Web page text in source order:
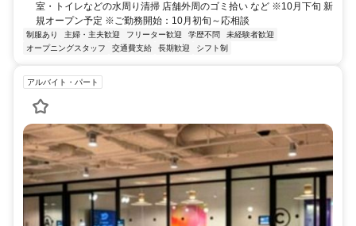
室・トイレなどの水周り清掃 店舗外周のゴミ拾い など ※10月下旬 新
規オープン予定 ※ご勤務開始：10月初旬～応相談
制服あり 主婦・主夫歓迎 フリーター歓迎 学歴不問
未経験者歓迎
オープニングスタッフ
交通費支給 長期歓迎 シフト制
アルバイト・パート